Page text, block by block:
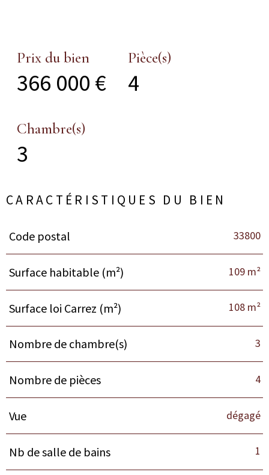
Prix du bien
366 000 €
Pièce(s)
4
Chambre(s)
3
CARACTÉRISTIQUES DU BIEN
Caractéristiques
Code postal 33800
Surface habitable (m²) 109 m²
Surface loi Carrez (m²) 108 m²
Nombre de chambre(s) 3
Nombre de pièces 4
Vue dégagé
Nb de salle de bains 1